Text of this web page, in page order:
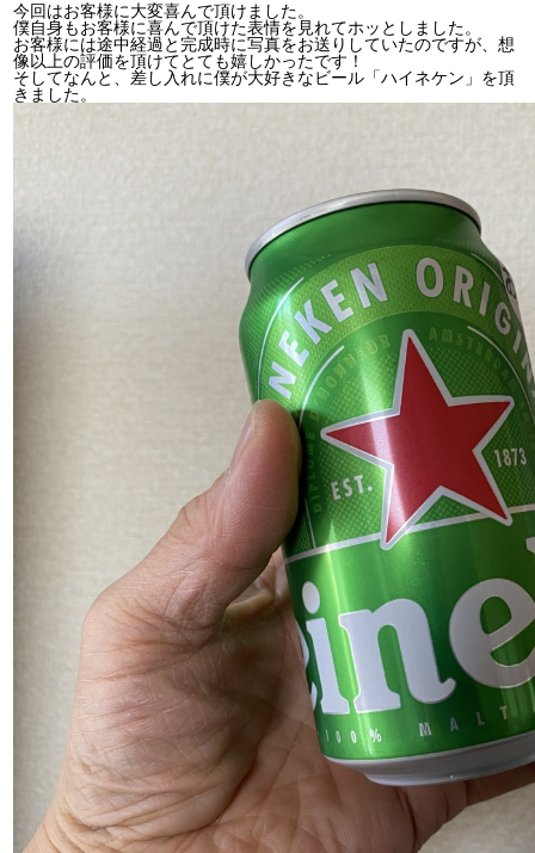
今回はお客様に大変喜んで頂けました。
僕自身もお客様に喜んで頂けた表情を見れてホッとしました。
お客様には途中経過と完成時に写真をお送りしていたのですが、想
像以上の評価を頂けてとても嬉しかったです！
そしてなんと、差し入れに僕が大好きなビール「ハイネケン」を頂
きました。